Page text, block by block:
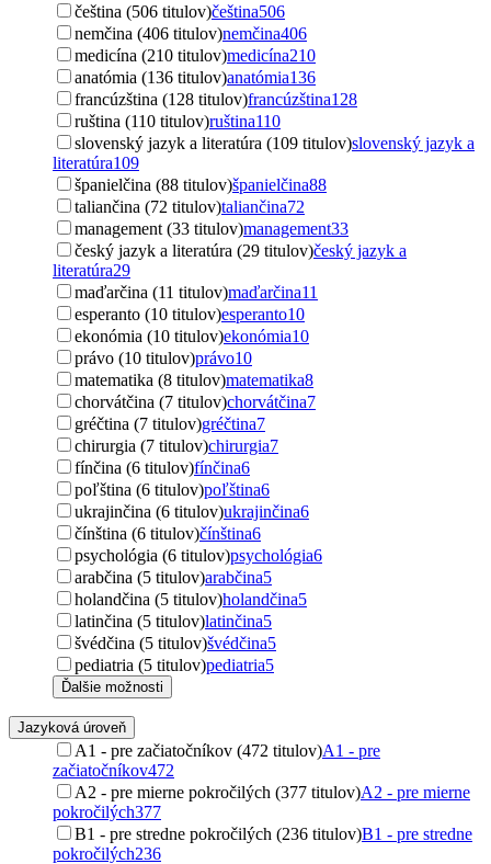
čeština (506 titulov)čeština506
nemčina (406 titulov)nemčina406
medicína (210 titulov)medicína210
anatómia (136 titulov)anatómia136
francúzština (128 titulov)francúzština128
ruština (110 titulov)ruština110
slovenský jazyk a literatúra (109 titulov)slovenský jazyk a
literatúra109
španielčina (88 titulov)španielčina88
taliančina (72 titulov)taliančina72
management (33 titulov)management33
český jazyk a literatúra (29 titulov)český jazyk a
literatúra29
maďarčina (11 titulov)maďarčina11
esperanto (10 titulov)esperanto10
ekonómia (10 titulov)ekonómia10
právo (10 titulov)právo10
matematika (8 titulov)matematika8
chorvátčina (7 titulov)chorvátčina7
gréčtina (7 titulov)gréčtina7
chirurgia (7 titulov)chirurgia7
fínčina (6 titulov)fínčina6
poľština (6 titulov)poľština6
ukrajinčina (6 titulov)ukrajinčina6
čínština (6 titulov)čínština6
psychológia (6 titulov)psychológia6
arabčina (5 titulov)arabčina5
holandčina (5 titulov)holandčina5
latinčina (5 titulov)latinčina5
švédčina (5 titulov)švédčina5
pediatria (5 titulov)pediatria5
Ďalšie možnosti
Jazyková úroveň
A1 - pre začiatočníkov (472 titulov)A1 - pre
začiatočníkov472
A2 - pre mierne pokročilých (377 titulov)A2 - pre mierne
pokročilých377
B1 - pre stredne pokročilých (236 titulov)B1 - pre stredne
pokročilých236